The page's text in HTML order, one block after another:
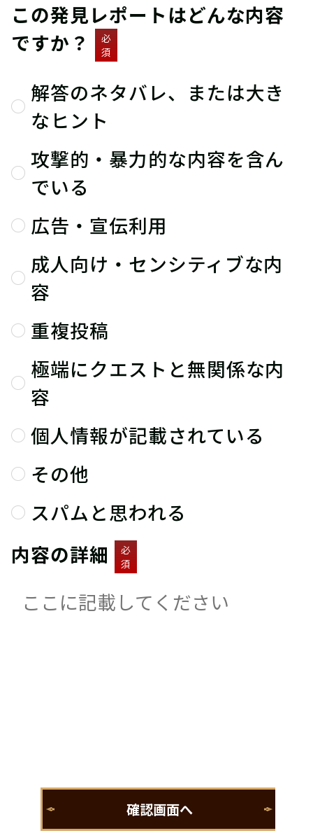
この発見レポートはどんな内容
ですか？
必
須
解答のネタバレ、または大き
なヒント
攻撃的・暴力的な内容を含ん
でいる
広告・宣伝利用
成人向け・センシティブな内
容
重複投稿
極端にクエストと無関係な内
容
個人情報が記載されている
その他
スパムと思われる
内容の詳細
必
須